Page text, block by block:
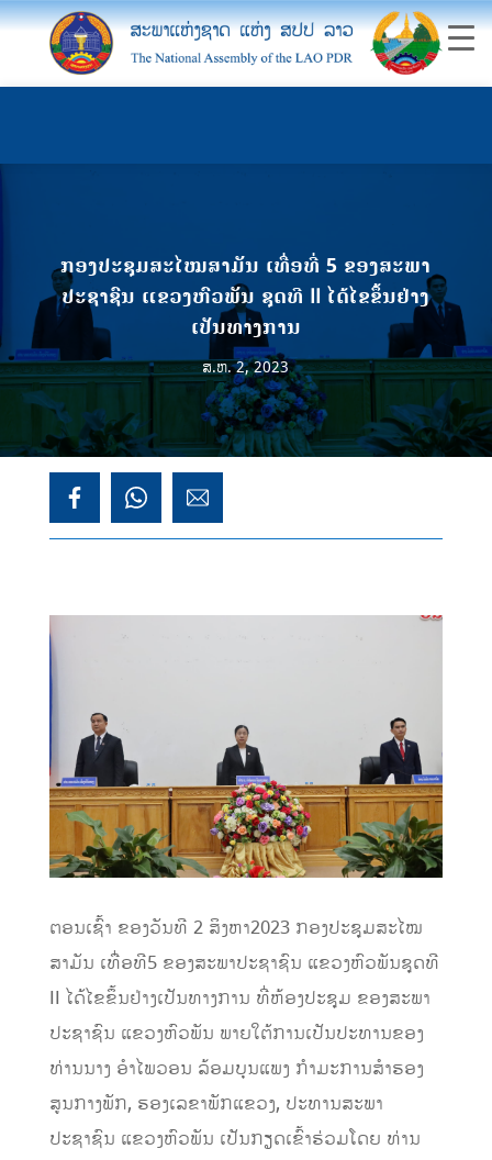
ກອງປະຊຸມສະໄໝສາມັນ ເທື່ອທີ່ 5 ຂອງສະພາ
ປະຊາຊົນ ແຂວງຫົວພັນ ຊຸດທີ II ໄດ້ໄຂຂຶ້ນຢ່າງ
ເປັນທາງການ
ສ.ຫ. 2, 2023
ຕອນເຊົ້າ ຂອງວັນທີ 2 ສິງຫາ2023 ກອງປະຊຸມສະໄໝ
ສາມັນ ເທື່ອທີ5 ຂອງສະພາປະຊາຊົນ ແຂວງຫົວພັນຊຸດທີ
II ໄດ້ໄຂຂຶ້ນຢ່າງເປັນທາງການ ທີ່ຫ້ອງປະຊຸມ ຂອງສະພາ
ປະຊາຊົນ ແຂວງຫົວພັນ ພາຍໃຕ້ການເປັນປະທານຂອງ
ທ່ານນາງ ອຳໄພວອນ ລ້ອມບຸນແພງ ກຳມະການສຳຮອງ
ສູນກາງພັກ, ຮອງເລຂາພັກແຂວງ, ປະທານສະພາ
ປະຊາຊົນ ແຂວງຫົວພັນ ເປັນກຽດເຂົ້າຮ່ວມໂດຍ ທ່ານ